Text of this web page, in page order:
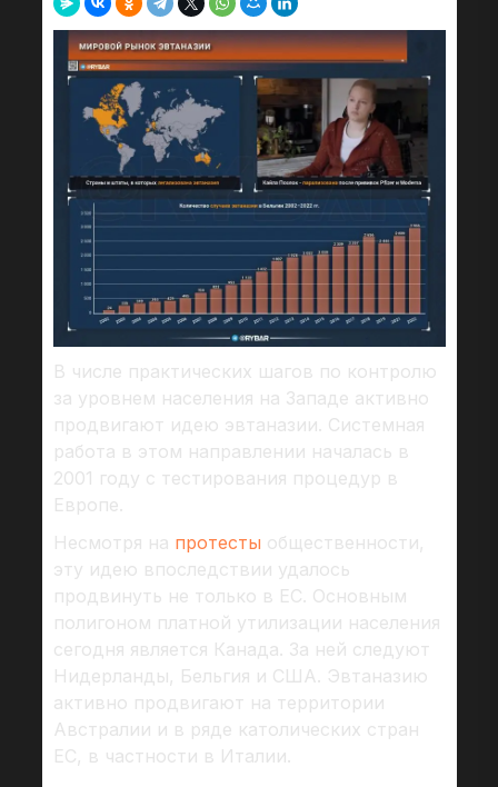
В числе практических шагов по контролю
за уровнем населения на Западе активно
продвигают идею эвтаназии. Системная
работа в этом направлении началась в
2001 году с тестирования процедур в
Европе.
Несмотря на протесты общественности,
эту идею впоследствии удалось
продвинуть не только в ЕС. Основным
полигоном платной утилизации населения
сегодня является Канада. За ней следуют
Нидерланды, Бельгия и США. Эвтаназию
активно продвигают на территории
Австралии и в ряде католических стран
ЕС, в частности в Италии.